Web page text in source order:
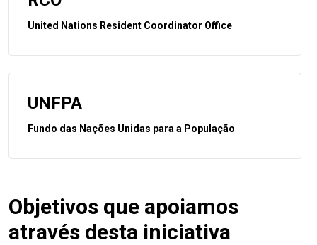
United Nations Resident Coordinator Office
UNFPA
Fundo das Nações Unidas para a População
Objetivos que apoiamos
através desta iniciativa